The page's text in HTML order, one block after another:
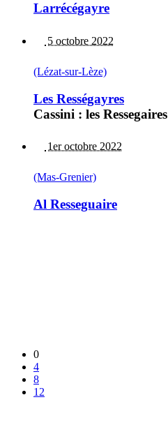
Larrécégayre
5 octobre 2022
(Lézat-sur-Lèze)
Les Rességayres
Cassini : les Ressegaires
1er octobre 2022
(Mas-Grenier)
Al Resseguaire
0
4
8
12